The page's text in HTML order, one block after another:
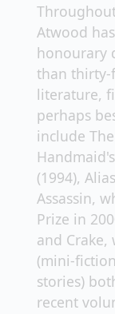
Atwood
honourary
than thirty-
literature,
perhaps
include
(1994),
Assassin,
Prize in
and Crake,
(mini-
stories)
recent